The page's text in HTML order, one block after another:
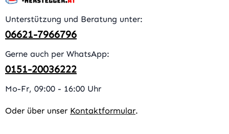
Unterstützung und Beratung unter:
06621-7966796
Gerne auch per WhatsApp:
0151-20036222
Mo-Fr, 09:00 - 16:00 Uhr
Oder über unser Kontaktformular.